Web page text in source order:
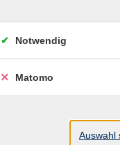
Notwendig
Matomo
Auswahl